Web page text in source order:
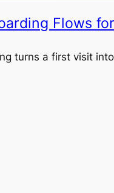
Flows
turns a first visit